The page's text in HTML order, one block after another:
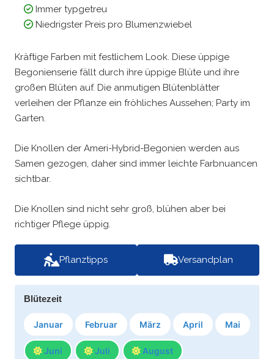
Immer typgetreu
Niedrigster Preis pro Blumenzwiebel
Kräftige Farben mit festlichem Look. Diese üppige
Begonienserie fällt durch ihre üppige Blüte und ihre
großen Blüten auf. Die anmutigen Blütenblätter
verleihen der Pflanze ein fröhliches Aussehen; Party im
Garten.
Die Knollen der Ameri-Hybrid-Begonien werden aus
Samen gezogen, daher sind immer leichte Farbnuancen
sichtbar.
Die Knollen sind nicht sehr groß, blühen aber bei
richtiger Pflege üppig.
Pflanztipps Versandplan
Blütezeit
Januar Februar März April Mai
Juni Juli August